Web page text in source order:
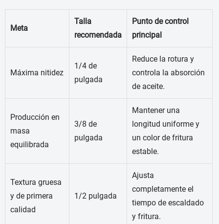
Meta
Talla
recomendada
Punto de control
principal
Máxima nitidez
1/4 de
pulgada
Reduce la rotura y
controla la absorción
de aceite.
Producción en
masa
equilibrada
3/8 de
pulgada
Mantener una
longitud uniforme y
un color de fritura
estable.
Textura gruesa
y de primera
calidad
1/2 pulgada
Ajusta
completamente el
tiempo de escaldado
y fritura.